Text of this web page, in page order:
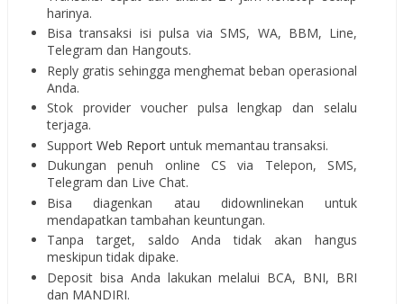
harinya.
Bisa transaksi isi pulsa via SMS, WA, BBM, Line,
Telegram dan Hangouts.
Reply gratis sehingga menghemat beban operasional
Anda.
Stok provider voucher pulsa lengkap dan selalu
terjaga.
Support Web Report untuk memantau transaksi.
Dukungan penuh online CS via Telepon, SMS,
Telegram dan Live Chat.
Bisa diagenkan atau didownlinekan untuk
mendapatkan tambahan keuntungan.
Tanpa target, saldo Anda tidak akan hangus
meskipun tidak dipake.
Deposit bisa Anda lakukan melalui BCA, BNI, BRI
dan MANDIRI.